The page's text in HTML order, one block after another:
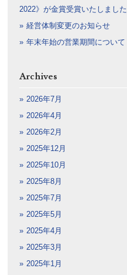
2022》が金賞受賞いたしました
経営体制変更のお知らせ
年末年始の営業期間について
Archives
2026年7月
2026年4月
2026年2月
2025年12月
2025年10月
2025年8月
2025年7月
2025年5月
2025年4月
2025年3月
2025年1月